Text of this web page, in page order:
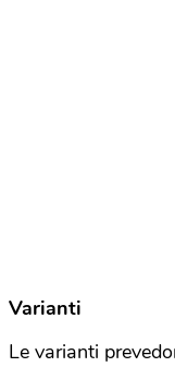
Varianti
Le varianti